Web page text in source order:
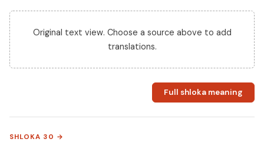
Original text view. Choose a source above to add
translations.
Full shloka meaning
SHLOKA 30 →